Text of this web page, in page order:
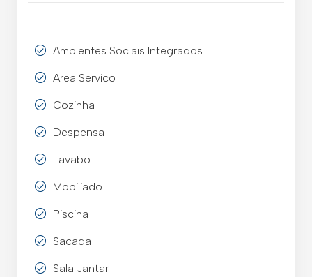
Ambientes Sociais Integrados
Area Servico
Cozinha
Despensa
Lavabo
Mobiliado
Piscina
Sacada
Sala Jantar